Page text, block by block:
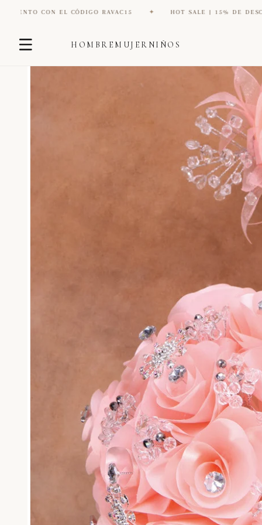
directamente
al contenido
CÓDIGO RAVAC15 ✦ HOT SALE | 15% DE DESCUENTO CON EL
HOMBRE MUJER NIÑOS
directamente
información